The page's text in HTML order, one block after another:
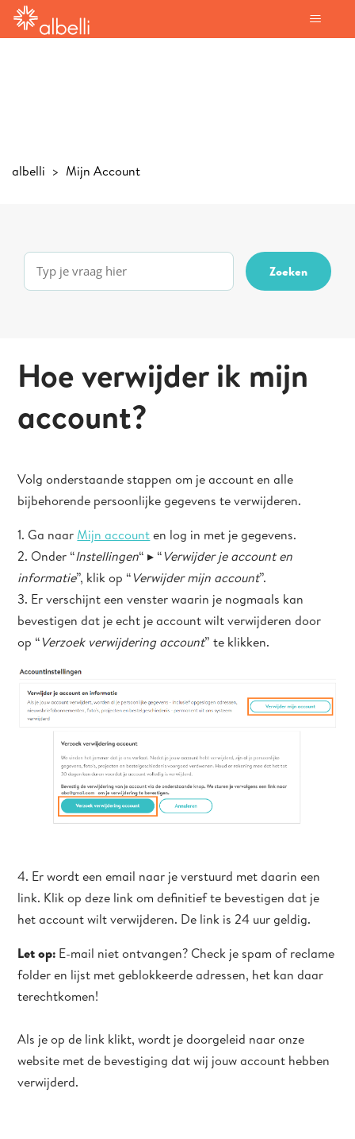
albelli Mijn Account
Hoe verwijder ik mijn
account?
Volg onderstaande stappen om je account en alle
bijbehorende persoonlijke gegevens te verwijderen.
1. Ga naar Mijn accounten log in met je gegevens.
2. Onder “Instellingen“ ▸ “Verwijder je account en
informatie”, klik op “Verwijder mijn account”.
3. Er verschijnt een venster waarin je nogmaals kan
bevestigen dat je echt je account wilt verwijderen door
op “Verzoek verwijdering account” te klikken.
4. Er wordt een email naar je verstuurd met daarin een
link. Klik op deze link om definitief te bevestigen dat je
het account wilt verwijderen. De link is 24 uur geldig.
Let op: E-mail niet ontvangen? Check je spam of reclame
folder en lijst met geblokkeerde adressen, het kan daar
terechtkomen!
Als je op de link klikt, wordt je doorgeleid naar onze
website met de bevestiging dat wij jouw account hebben
verwijderd.